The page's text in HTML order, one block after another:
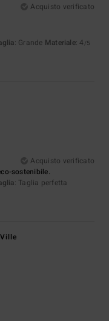
Acquisto verificato
: Grande Materiale: 4 /5
Acquisto verificato
sostenibile.
: Taglia perfetta